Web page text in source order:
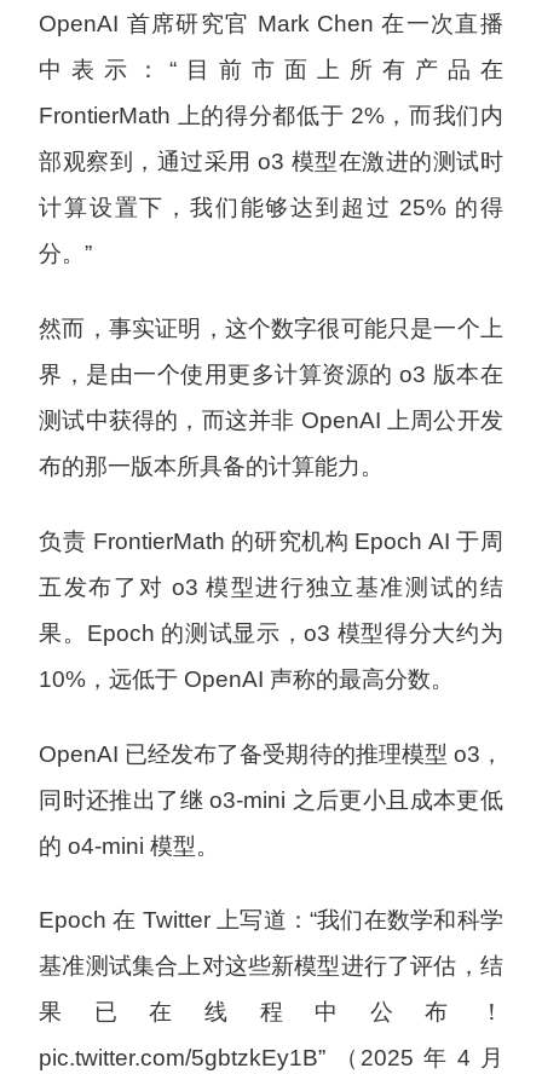
OpenAI 首席研究官 Mark Chen 在一次直播
中表示：“目前市面上所有产品在
FrontierMath 上的得分都低于 2%，而我们内
部观察到，通过采用 o3 模型在激进的测试时
计算设置下，我们能够达到超过 25% 的得
分。”
然而，事实证明，这个数字很可能只是一个上
界，是由一个使用更多计算资源的 o3 版本在
测试中获得的，而这并非 OpenAI 上周公开发
布的那一版本所具备的计算能力。
负责 FrontierMath 的研究机构 Epoch AI 于周
五发布了对 o3 模型进行独立基准测试的结
果。Epoch 的测试显示，o3 模型得分大约为
10%，远低于 OpenAI 声称的最高分数。
OpenAI 已经发布了备受期待的推理模型 o3，
同时还推出了继 o3-mini 之后更小且成本更低
的 o4-mini 模型。
Epoch 在 Twitter 上写道：“我们在数学和科学
基准测试集合上对这些新模型进行了评估，结
果已在线程中公布！
pic.twitter.com/5gbtzkEy1B” （2025 年 4 月